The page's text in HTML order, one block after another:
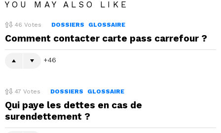
YOU MAY ALSO LIKE
46 Votes DOSSIERS GLOSSAIRE
Comment contacter carte pass carrefour ?
46
47 Votes DOSSIERS GLOSSAIRE
Qui paye les dettes en cas de
surendettement ?